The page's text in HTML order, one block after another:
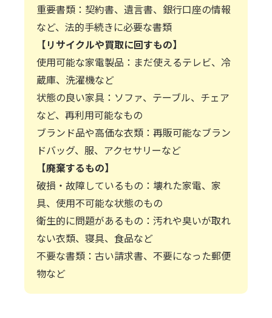
重要書類：契約書、遺言書、銀行口座の情報
など、法的手続きに必要な書類
【リサイクルや買取に回すもの】
使用可能な家電製品：まだ使えるテレビ、冷
蔵庫、洗濯機など
状態の良い家具：ソファ、テーブル、チェア
など、再利用可能なもの
ブランド品や高価な衣類：再販可能なブラン
ドバッグ、服、アクセサリーなど
【廃棄するもの】
破損・故障しているもの：壊れた家電、家
具、使用不可能な状態のもの
衛生的に問題があるもの：汚れや臭いが取れ
ない衣類、寝具、食品など
不要な書類：古い請求書、不要になった郵便
物など